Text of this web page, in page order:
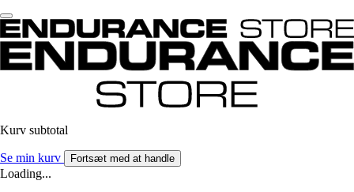
Kurv subtotal
Se min kurv Fortsæt med at handle
Loading...